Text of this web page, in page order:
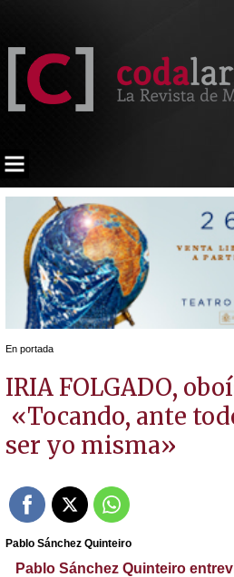
En portada
IRIA FOLGADO,
«Tocando, ante
ser yo misma»
Pablo Sánchez Quinteiro
Pablo Sánchez Quinteiro